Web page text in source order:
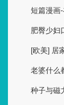
短篇漫画
肥臀少妇
[欧美] 居
老婆什么
种子与磁